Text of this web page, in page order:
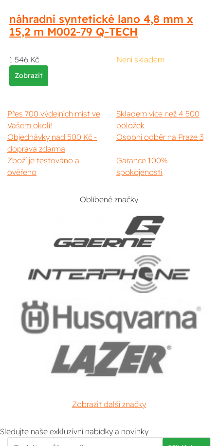
náhradní syntetické lano 4,8 mm x
15,2 m M002-79 Q-TECH
1 546 Kč Není skladem
Zobrazit
Přes 700 výdejních míst ve
Vašem okolí!
Skladem více než 4 500
položek
Objednávky nad 500 Kč -
doprava zdarma
Osobní odběr na Praze 3
Zboží je testováno a
ověřeno
Garance 100%
spokojenosti
Oblíbené značky
Zobrazit další značky
Sledujte naše exkluzivní nabídky a novinky